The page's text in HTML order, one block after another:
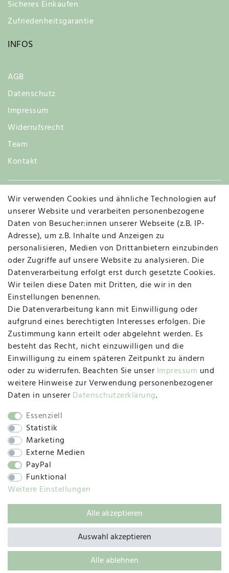
Sicheres Einkaufen
Zufriedenheitsgarantie
INFOS
AGB
Datenschutz
Impressum
Widerrufsrecht
Team
Kontakt
Widerruf
Vertrag widerrufen Kontakt
MAPALI VOR ORT
Herzogstraße 10
47533 Kleve
Montag, Dienstag, Donnerstag, Freitag
09:00 Uhr bis 13:00 Uhr
Mittwoch
09:00 Uhr bis 12:00 Uhr
SOCIAL
© 2019 – 2025 SILC GmbH
Wir verwenden Cookies und ähnliche Technologien auf
unserer Website und verarbeiten personenbezogene
Daten von Besucher:innen unserer Webseite (z.B. IP-
Adresse), um z.B. Inhalte und Anzeigen zu
personalisieren, Medien von Drittanbietern einzubinden
oder Zugriffe auf unsere Website zu analysieren. Die
Datenverarbeitung erfolgt erst durch gesetzte Cookies.
Wir teilen diese Daten mit Dritten, die wir in den
Einstellungen benennen.
Die Datenverarbeitung kann mit Einwilligung oder
aufgrund eines berechtigten Interesses erfolgen. Die
Zustimmung kann erteilt oder abgelehnt werden. Es
besteht das Recht, nicht einzuwilligen und die
Einwilligung zu einem späteren Zeitpunkt zu ändern
oder zu widerrufen. Beachten Sie unser Impressum und
weitere Hinweise zur Verwendung personenbezogener
Daten in unserer Daten­schutz­erklärung.
Essenziell
Statistik
Marketing
Externe Medien
PayPal
Funktional
Weitere Einstellungen
Alle akzeptieren
Alle ablehnen
Auswahl akzeptieren